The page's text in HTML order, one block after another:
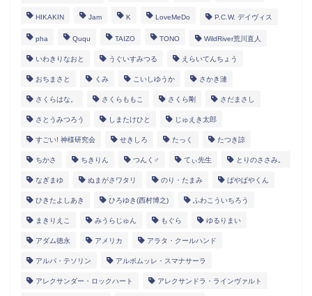
HIKAKIN Jam K LoveMeDo P.C.W. デイヴィス
pha Ququ TAIZO TONO WildRiver荒川直人
いわきりなおと うぐいすみつる えらいてんちょう
おちまさと くみ こいしゆうか さかき漣
さくらはな。 さくらももこ さくら剛 さだまさし
さとうみつろう しまたけひと じゅえき太郎
すごい! 神様研究会 せきしろ たっく たつき諒
ちかさ ちきりん つんく♂ てぃ先生 とりのささみ。
なぎまゆ ぬまがさワタリ のり・たまみ ぱやぱやくん
ひきたよしあき ひろゆき(西村博之) ふわこういちろう
まきりえこ みうらじゅん もぐら ゆるりまい
アダム徳永 アメリカ アラタ・クールハンド
アルパ・テソリン アルボムッレ・スマナサーラ
アレクサンダー・ロックハート アレクサンドラ・ラインヴァルト